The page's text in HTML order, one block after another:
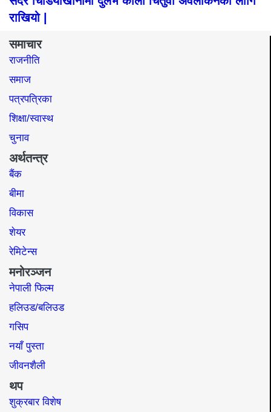
राखियो |
समाचार
राजनीति
समाज​
पत्रपत्रिका
शिक्षा/स्वास्थ
चुनाव
अर्थतन्त्र
बैंक
बीमा
विकास
शेयर
रेमिटेन्स
मनोरञ्जन
नेपाली फिल्म
हलिउड/बलिउड
गसिप
नयाँ पुस्ता
जीवनशैली
थप
शुक्रबार विशेष